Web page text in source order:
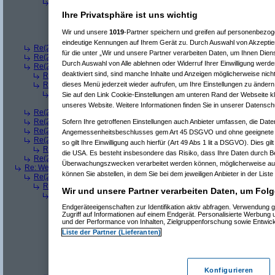
Re(5): Welches ETWAS hab ihr bekommen..
Re(6): Welches ETWAS hab ihr bekommen..
Re(7): Welches ETWAS hab ihr bekommen.. (Arrrisam
Re(8): Welches ETWAS hab ihr bekommen..
Re(2): Welches ETWAS hab ihr bekommen..
am 23.12.2008,
Re(2): Welches ETWAS hab ihr bekommen..(Roliam 23.12.2008,
Re(2): Welches ETWAS hab ihr bekommen..(bart99am 23.12.2008,
Re(3): Welches ETWAS hab ihr bekommen..(playazam 23.12.2008,
Re(3): Welches ETWAS hab ihr bekommen.. (monster23am
Re(4): Welches ETWAS hab ihr bekommen..(bart99 am
Re(5): Welches ETWAS hab ihr bekommen..(monster23am
Re(2): Welches ETWAS hab ihr bekommen..
Re(2): Welches ETWAS hab ihr bekommen..(User6465am
Re(2): Welches ETWAS hab ihr bekommen..( playazam 23.12.2008,
Re(2): Welches ETWAS hab ihr bekommen.. (Ardjanam 23.12.2008,
Re(3): Welches ETWAS hab ihr bekommen..( monster23am
Re(2): Welches ETWAS hab ihr bekommen..
User284
Re: Welches ETWAS hab ihr bekommen..( Diallam 23.12.2008, 09:01:20)
Re(2): Welches ETWAS hab ihr bekommen..(ddrobescham
Re(3): Welches ETWAS hab ihr bekommen..
( q.e.d.am 23.12.2008,
Re(4): Welches ETWAS hab ihr bekommen..(Games2Game am
Re(5): Welches ETWAS hab ihr bekommen..(ddrobescham
Re(6): Welches ETWAS hab ihr bekommen..(q.e.d. am
Re(5): Welches ETWAS hab ihr bekommen..(q.e.d. am
Re(6): Welches ETWAS hab ihr bekommen..
Re(9): Welches ETWAS hab ihr bekommen..(q.e.d.
Re(5): Welches ETWAS hab ihr bekommen..(monster23am
Ihre Privatsphäre ist uns wichtig
Wir und unsere 1019-Partner speichern und greifen auf
eindeutige Kennungen auf Ihrem Gerät zu. Durch Auswahl von
für die unter „Wir und unsere Partner verarbeiten Daten, um Ihnen
Durch Auswahl von Alle ablehnen oder Widerruf Ihrer Einwilligung
deaktiviert sind, sind manche Inhalte und Anzeigen möglicherweise
dieses Menü jederzeit wieder aufrufen, um Ihre Einstellungen zu
Sie auf den Link Cookie-Einstellungen am unteren Rand der Webseite
unseres Website. Weitere Informationen finden Sie in unserer
Sofern Ihre getroffenen Einstellungen auch Anbieter umfassen, die
Angemessenheitsbeschlusses gem Art 45 DSGVO und ohne
so gilt Ihre Einwilligung auch hierfür (Art 49 Abs 1 lit a DSGVO). Dies
die USA. Es besteht insbesondere das Risiko, dass Ihre Daten durch
Überwachungszwecken verarbeitet werden können, möglicherweise
können Sie abstellen, in dem Sie bei dem jeweiligen Anbieter in der
Wir und unsere Partner verarbeiten Daten, um
Endgeräteeigenschaften zur Identifikation aktiv abfragen. Verwendung
Zugriff auf Informationen auf einem Endgerät. Personalisierte Werbung
und der Performance von Inhalten, Zielgruppenforschung sowie
Liste der Partner (Lieferanten)
Konfigurieren